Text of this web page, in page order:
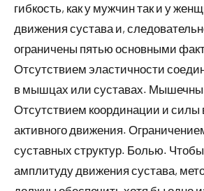
гибкость, как у мужчин так и у
движения сустава и,
ограничены пятью основными
Отсутствием эластичности
в мышцах или суставах.
Отсутствием координации и силы
активного движения.
суставных структур. Болью.
амплитуду движения сустава,